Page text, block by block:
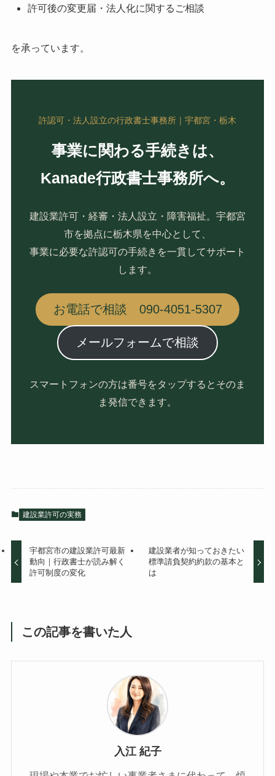
許可後の変更届・法人化に関するご相談
を承っています。
許認可・法人設立の行政書士事務所｜宇都宮・栃木
事業に関わる手続きは、
Kanade行政書士事務所へ。
建設業許可・経審・法人設立・障害福祉。宇都宮
市を拠点に栃木県を中心として、
事業に必要な許認可の手続きを一貫してサポート
します。
お電話で相談 090-4051-5307
メールフォームで相談
スマートフォンの方は番号をタップするとそのま
ま発信できます。
建設業許可の実務
宇都宮市の建設業許可最新
動向｜行政書士が読み解く
許可制度の変化
建設業者が知っておきたい
標準請負契約約款の基本と
は
この記事を書いた人
入江 紀子